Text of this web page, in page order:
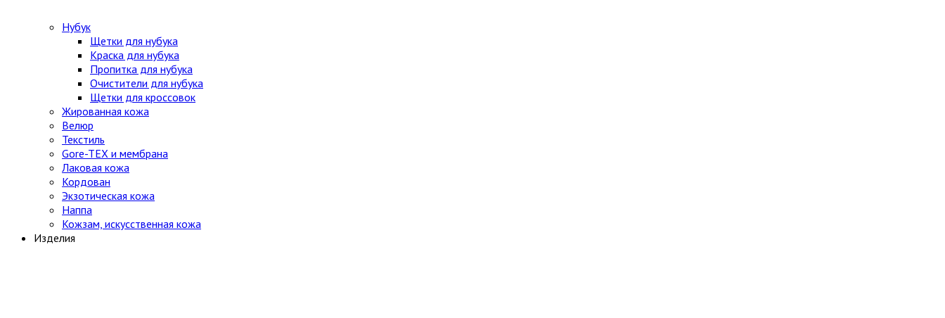
Нубук
Щетки для нубука
Краска для нубука
Пропитка для нубука
Очистители для нубука
Щетки для кроссовок
Жированная кожа
Велюр
Текстиль
Gore-TEX и мембрана
Лаковая кожа
Кордован
Экзотическая кожа
Наппа
Кожзам, искусственная кожа
Изделия